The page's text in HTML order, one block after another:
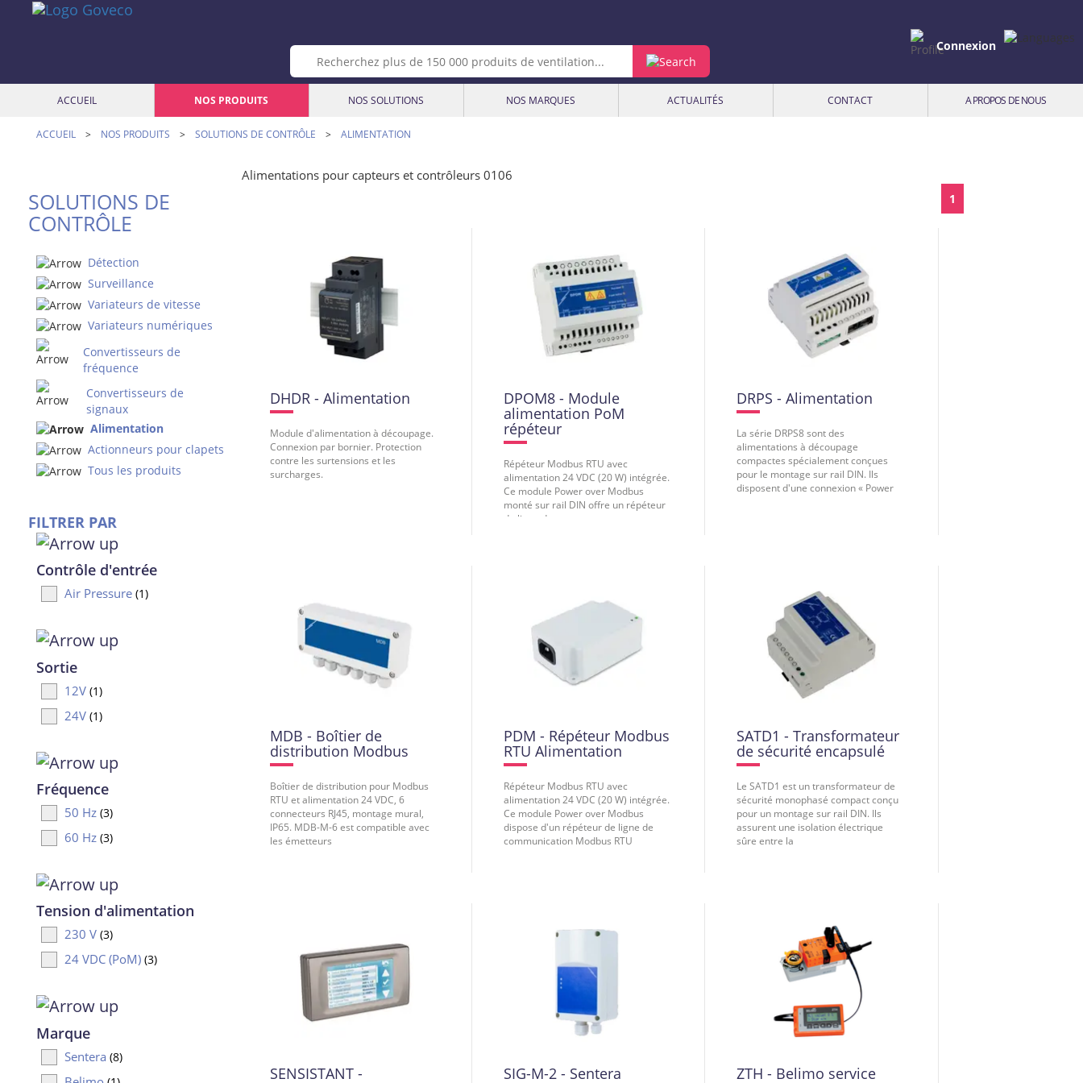
Connexion
ACCUEIL NOS PRODUITS NOS SOLUTIONS NOS MARQUES ACTUALITÉS CONTACT A PROPOS DE NOUS
ACCUEIL > NOS PRODUITS > SOLUTIONS DE CONTRÔLE > ALIMENTATION
SOLUTIONS DE
CONTRÔLE
Détection
Surveillance
Variateurs de vitesse
Variateurs numériques
Convertisseurs de
fréquence
Convertisseurs de
signaux
Alimentation
Actionneurs pour clapets
Tous les produits
FILTRER PAR
Contrôle d'entrée
Air Pressure (1)
Sortie
12V (1)
24V (1)
Fréquence
50 Hz (3)
60 Hz (3)
Tension d'alimentation
230 V (3)
24 VDC (PoM) (3)
Marque
Sentera (8)
Alimentations pour capteurs et contrôleurs 0106
DHDR - Alimentation
Module d'alimentation à découpage.
Connexion par bornier. Protection
contre les surtensions et les
surcharges.
DPOM8 - Module
alimentation PoM
répéteur
Répéteur Modbus RTU avec
alimentation 24 VDC (20 W) intégrée.
Ce module Power over Modbus
monté sur rail DIN offre un répéteur
de ligne de
DRPS - Alimentation
La série DRPS8 sont des
alimentations à découpage
compactes spécialement conçues
pour le montage sur rail DIN. Ils
disposent d'une connexion « Power
MDB - Boîtier de
distribution Modbus
Boîtier de distribution pour Modbus
RTU et alimentation 24 VDC, 6
connecteurs RJ45, montage mural,
IP65. MDB-M-6 est compatible avec
les émetteurs
PDM - Répéteur Modbus
RTU Alimentation
Répéteur Modbus RTU avec
alimentation 24 VDC (20 W) intégrée.
Ce module Power over Modbus
dispose d'un répéteur de ligne de
communication Modbus RTU
SATD1 - Transformateur
de sécurité encapsulé
Le SATD1 est un transformateur de
sécurité monophasé compact conçu
pour un montage sur rail DIN. Ils
assurent une isolation électrique
sûre entre la
SENSISTANT - SIG-M-2 - Sentera ZTH - Belimo service